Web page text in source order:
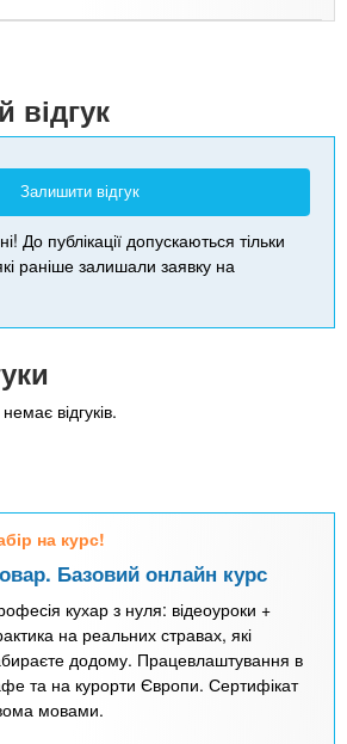
відгук
Залишити відгук
До публікації допускаються тільки
раніше залишали заявку на
відгуків.
на курс!
Базовий онлайн курс
кухар з нуля: відеоуроки +
на реальних стравах, які
додому. Працевлаштування в
та на курорти Європи. Сертифікат
мовами.